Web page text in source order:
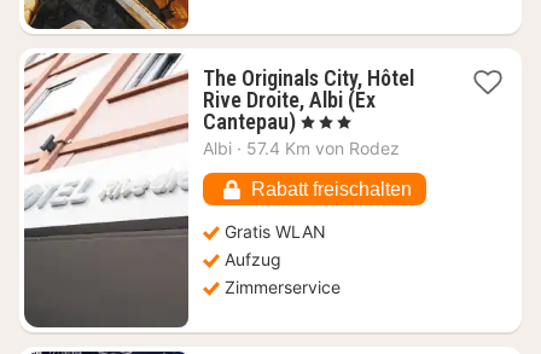
The Originals City, Hôtel
Rive Droite, Albi (Ex
Cantepau)1
Nacht
91,82
€
, 3 Sterne
Albi · 57.4 Km von Rodez
Rabatt freischalten
Gratis WLAN
Aufzug
Zimmerservice